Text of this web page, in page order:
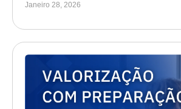
Janeiro 28, 2026